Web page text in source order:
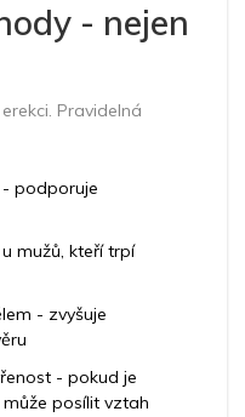
- nejen
Pravidelná
- podporuje
mužů, kteří trpí
- zvyšuje
- pokud je
posílit vztah